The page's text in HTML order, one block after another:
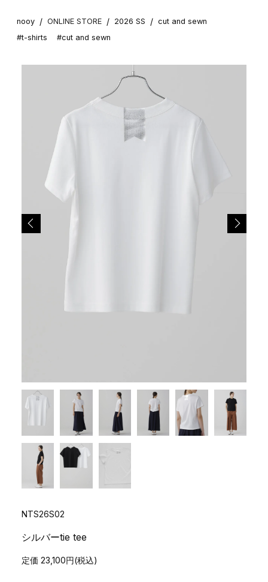
nooy / ONLINE STORE / 2026 SS / cut and sewn
#t-shirts
#cut and sewn
NTS26S02
シルバーtie tee
定価 23,100円(税込)